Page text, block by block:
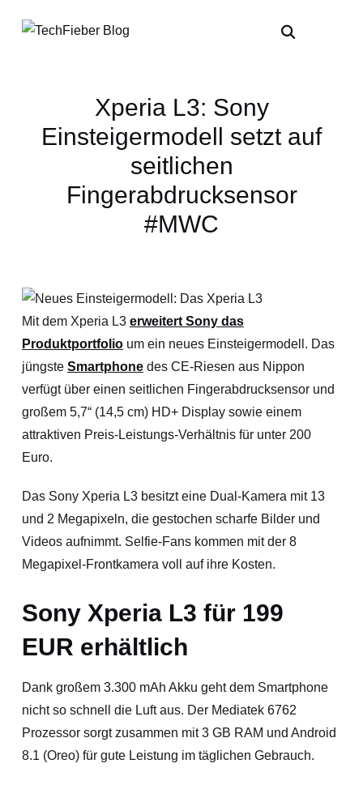
Xperia L3: Sony
Einsteigermodell setzt auf
seitlichen
Fingerabdrucksensor
#MWC
Mit dem Xperia L3 erweitert Sony das
Produktportfolioum ein neues Einsteigermodell. Das
jüngste Smartphonedes CE-Riesen aus Nippon
verfügt über einen seitlichen Fingerabdrucksensor und
großem 5,7“ (14,5 cm) HD+ Display sowie einem
attraktiven Preis-Leistungs-Verhältnis für unter 200
Euro.
Das Sony Xperia L3 besitzt eine Dual-Kamera mit 13
und 2 Megapixeln, die gestochen scharfe Bilder und
Videos aufnimmt. Selfie-Fans kommen mit der 8
Megapixel-Frontkamera voll auf ihre Kosten.
Sony Xperia L3 für 199
EUR erhältlich
Dank großem 3.300 mAh Akku geht dem Smartphone
nicht so schnell die Luft aus. Der Mediatek 6762
Prozessor sorgt zusammen mit 3 GB RAM und Android
8.1 (Oreo) für gute Leistung im täglichen Gebrauch.